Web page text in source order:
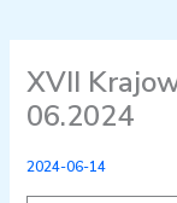
XVII
06.2024
2024-06-14